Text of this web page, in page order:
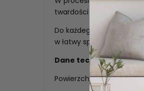
twardości H2.
Do każdego materaca
w łatwy sposób
Dane techniczne:
Powierzchnia spania: